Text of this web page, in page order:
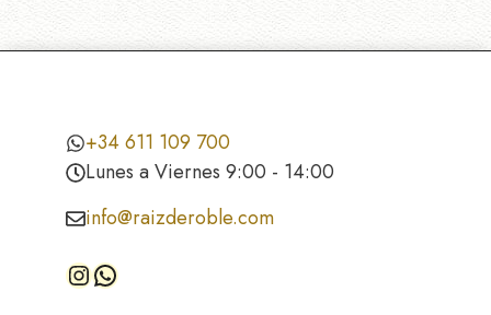
+34 611 109 700
Lunes a Viernes 9:00 - 14:00
info@raizderoble.com
InstagramWhatsApp